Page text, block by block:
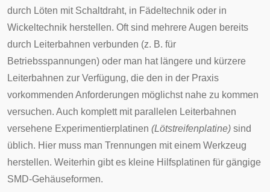
durch Löten mit Schaltdraht, in Fädeltechnik oder in
Wickeltechnik herstellen. Oft sind mehrere Augen bereits
durch Leiterbahnen verbunden (z. B. für
Betriebsspannungen) oder man hat längere und kürzere
Leiterbahnen zur Verfügung, die den in der Praxis
vorkommenden Anforderungen möglichst nahe zu kommen
versuchen. Auch komplett mit parallelen Leiterbahnen
versehene Experimentierplatinen (Lötstreifenplatine) sind
üblich. Hier muss man Trennungen mit einem Werkzeug
herstellen. Weiterhin gibt es kleine Hilfsplatinen für gängige
SMD-Gehäuseformen.